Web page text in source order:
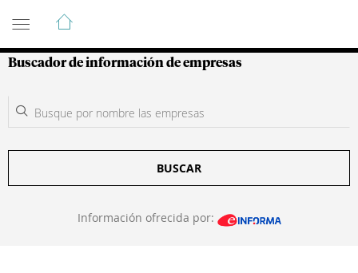
Guía de Empresas Colombianas
Buscador de información de empresas
BUSCAR
Información ofrecida por: